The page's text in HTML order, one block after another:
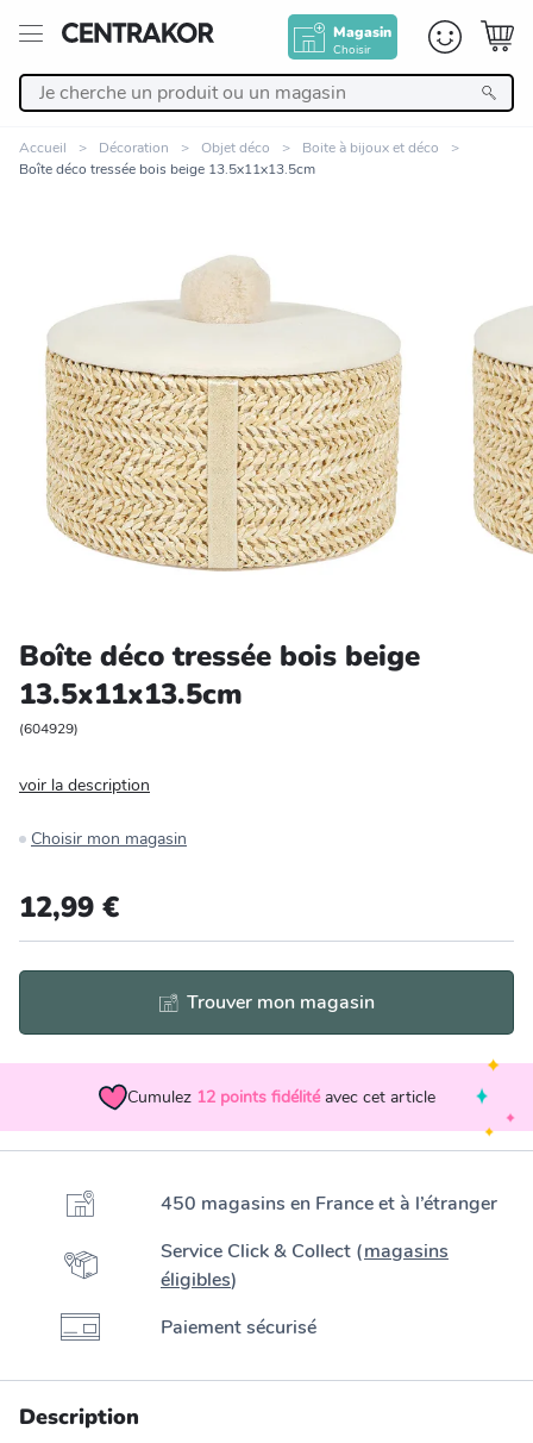
Magasin
Choisir
Linge de maison
Meuble
Cuisine et art de la table
Salle de bain et beauté
Entretien et rangement
Animalerie
Accueil Décoration Objet déco
Boite à bijoux et déco
Boîte déco tressée bois beige 13.5x11x13.5cm
Zoomer sur l'image
Boîte déco tressée bois beige
13.5x11x13.5cm
(604929)
voir la description
Choisir mon magasin
12,99 €
Trouver mon magasin
Cumulez 12 points fidélité avec cet article
450 magasins en France et à l’étranger
Service Click & Collect (magasins
éligibles)
Paiement sécurisé
Description